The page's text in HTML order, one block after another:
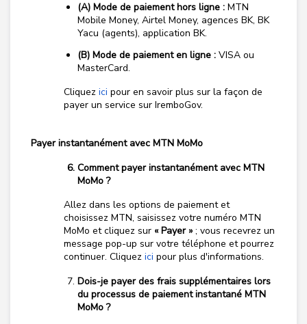
(A) Mode de paiement hors ligne : MTN
Mobile Money, Airtel Money, agences BK, BK
Yacu (agents), application BK.
(B) Mode de paiement en ligne : VISA ou
MasterCard.
Cliquez ici pour en savoir plus sur la façon de
payer un service sur IremboGov.
Payer instantanément avec MTN MoMo
Comment payer instantanément avec MTN
MoMo ?
Allez dans les options de paiement et
choisissez MTN, saisissez votre numéro MTN
MoMo et cliquez sur « Payer » ; vous recevrez un
message pop-up sur votre téléphone et pourrez
continuer. Cliquez ici pour plus d'informations.
Dois-je payer des frais supplémentaires lors
du processus de paiement instantané MTN
MoMo ?